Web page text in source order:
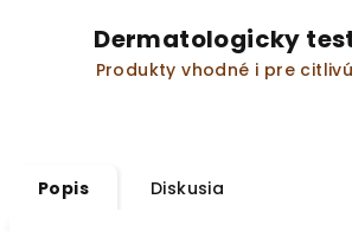
Dermatologicky
Produkty vhodné i pre
Popis Diskusia